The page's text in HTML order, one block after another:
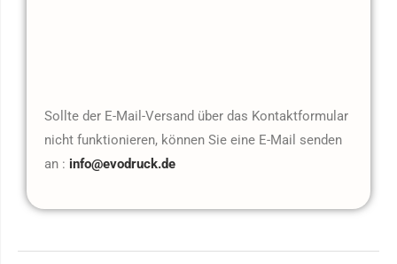
Sollte der E-Mail-Versand über das Kontaktformular
nicht funktionieren, können Sie eine E-Mail senden
an : info@evodruck.de